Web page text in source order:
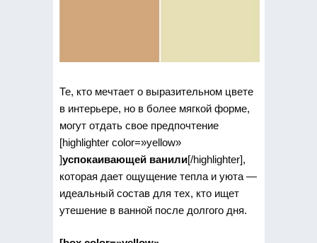
Те, кто мечтает о выразительном цвете
в интерьере, но в более мягкой форме,
могут отдать свое предпочтение
[highlighter color=»yellow»
]успокаивающей ванили[/highlighter],
которая дает ощущение тепла и уюта —
идеальный состав для тех, кто ищет
утешение в ванной после долгого дня.